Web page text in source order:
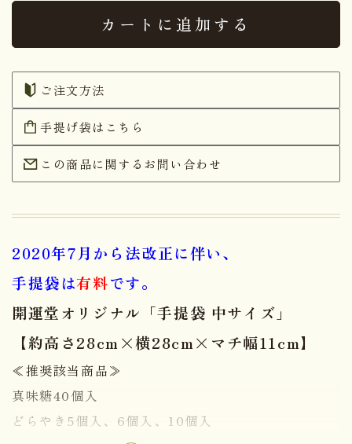
カートに追加する
ご注文方法
手提げ袋はこちら
この商品に関するお問い合わせ
2020年7月から法改正に伴い、
手提袋は有料です。
開運堂オリジナル「手提袋 中サイズ」
【約高さ28cm×横28cm×マチ幅11cm】
≪推奨該当商品≫
真味糖40個入
どらやき5個入、6個入、10個入